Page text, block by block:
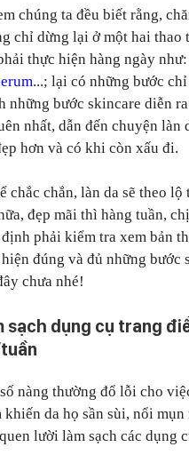
chúng ta đều biết rằng,
chỉ dừng lại ở một hai thao
thực hiện hàng ngày
...; lại có những bước
những bước skincare diễn
nhất, dẫn đến chuyện làn
hơn và có khi còn xấu đi.
chắc chắn, làn da sẽ theo lộ
đẹp mãi thì hàng tuần,
phải kiểm tra xem bản
đúng và đủ những bước
chưa nhé!
sạch dụng cụ trang
nàng thường đổ lỗi cho
khiến da họ sần sùi, nổi
lười làm sạch các dụng